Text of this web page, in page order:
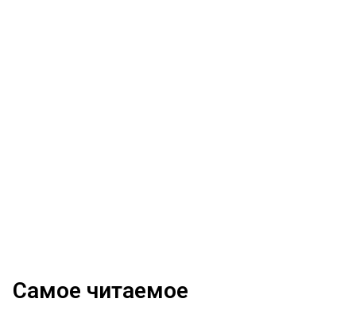
Самое читаемое